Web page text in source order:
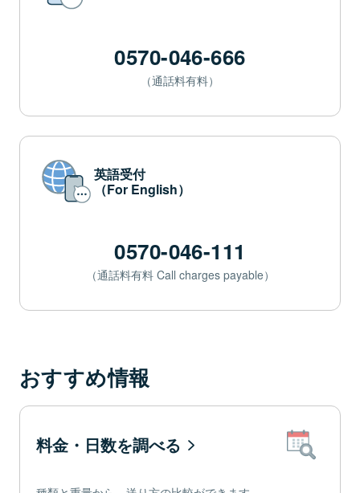
0570-046-666
（通話料有料）
英語受付
（For English）
0570-046-111
（通話料有料 Call charges payable）
おすすめ情報
料金・日数を調べる